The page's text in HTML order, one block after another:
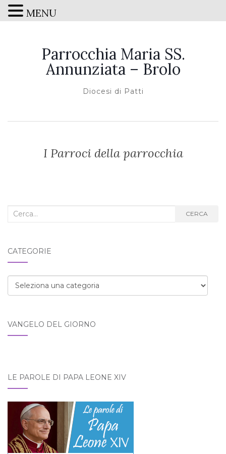
Parrocchia Maria SS.
Annunziata – Brolo
Diocesi di Patti
I Parroci della parrocchia
Cerca
CERCA
CATEGORIE
Categorie
VANGELO DEL GIORNO
LE PAROLE DI PAPA LEONE XIV
MENU